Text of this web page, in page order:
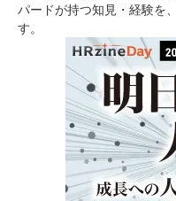
パードが持つ知見・経験を
す。